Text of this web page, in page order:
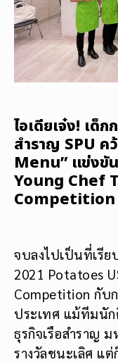
ไอเดียเจ๋ง! เด็ก
สำราญ SPU ค
Menu” แข่งขั
Young Chef
Competition
จบลงไปเป็นที่เรี
2021 Potatoes
Competition กับ
ประเทศ แม้ทีมนัก
ธุรกิจเรือสำราญ
รางวัลชนะเลิศ แ